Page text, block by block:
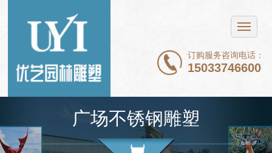
订购服务咨询电话：
15033746600
铜雕塑
石雕
玻璃钢雕塑
广场不锈钢雕塑